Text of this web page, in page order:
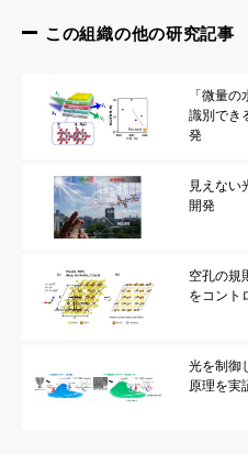
この組織の他の研究記事
「微量
識別でき
発
見えない
開発
空孔の規
をコント
光を制御
原理を実